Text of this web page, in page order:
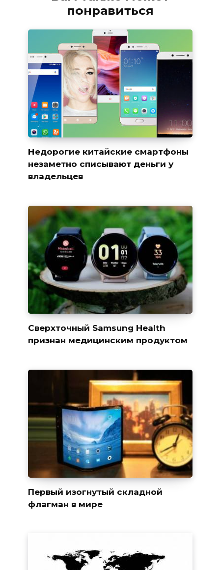
понравиться
Недорогие китайские смартфоны
незаметно списывают деньги у
владельцев
Сверхточный Samsung Health
признан медицинским продуктом
Первый изогнутый складной
флагман в мире